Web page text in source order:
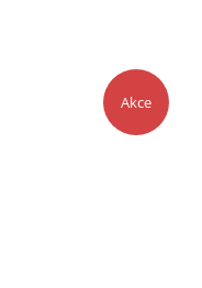
Akce